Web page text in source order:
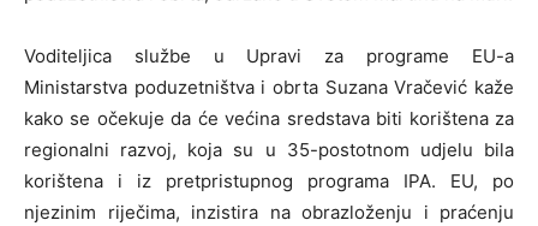
Voditeljica službe u Upravi za programe EU-a
Ministarstva poduzetništva i obrta Suzana Vračević kaže
kako se očekuje da će većina sredstava biti korištena za
regionalni razvoj, koja su u 35-postotnom udjelu bila
korištena i iz pretpristupnog programa IPA. EU, po
njezinim riječima, inzistira na obrazloženju i praćenju